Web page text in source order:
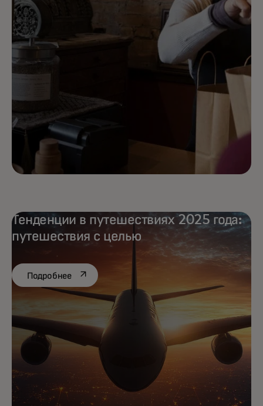
Тенденции в путешествиях 2025 года:
путешествия с целью
Подробнееopens in a new tab